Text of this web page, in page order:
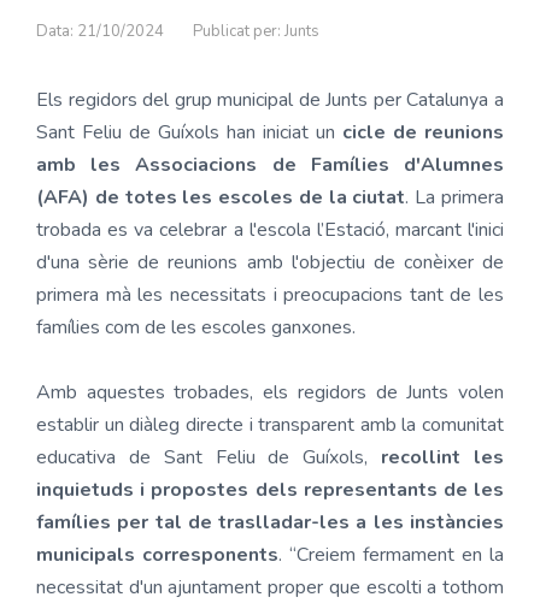
Data: 21/10/2024 Publicat per: Junts
Els regidors del grup municipal de Junts per Catalunya a
Sant Feliu de Guíxols han iniciat un cicle de reunions
amb les Associacions de Famílies d'Alumnes
(AFA) de totes les escoles de la ciutat. La primera
trobada es va celebrar a l'escola l’Estació, marcant l'inici
d'una sèrie de reunions amb l'objectiu de conèixer de
primera mà les necessitats i preocupacions tant de les
famílies com de les escoles ganxones.
Amb aquestes trobades, els regidors de Junts volen
establir un diàleg directe i transparent amb la comunitat
educativa de Sant Feliu de Guíxols, recollint les
inquietuds i propostes dels representants de les
famílies per tal de traslladar-les a les instàncies
municipals corresponents. “Creiem fermament en la
necessitat d'un ajuntament proper que escolti a tothom